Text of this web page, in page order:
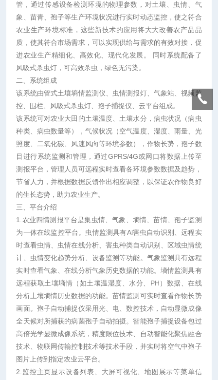
管，通过传感设备检测环境的物理参数，对土壤、虫情、气
象、苗青、孢子等生产环境状况进行实时动态监控，使之符合
农业生产环境标准，这些新技术的应用将大大改善农产品品
质，使其符合市场需求，可以实现供给与需求的有效对接，促
进农业生产精细化、高效化、现代化发展。
同时系统配备了
风吸式杀虫灯，可高效杀虫，绿色无污染。
二、系统组成
该系统由管式土壤墒情监测仪、虫情测报灯、气象站、视频监
控、围栏、风吸式杀虫灯、孢子捕捉仪、云平台组成。
该系统可对农业大田的土壤温度、土壤水分，病虫状况（病虫
种类、病虫数量等），气候状况（空气温度、湿度、雨量、光
照度、二氧化碳、风速风向等环境参数），作物长势，孢子数
目进行系统监测和管理，通过GPRS/4G或网口将数据上传至
测报平台，管理人员可远程实时查看各环境参数数据及趋势，
节省人力，并根据数据反馈作出相应调整，以保证农作物良好
的生长态势，助力农业生产。
三、平台介绍
1.农业四情测报平台是集虫情、气象、墒情、苗情、孢子监测
为一体在线监控平台。虫情监测具有Al害虫自动识别、远程实
时查看虫情、虫情在线分析、害虫种类自动识别、区域虫情统
计、虫情变化趋势分析、设备监测等功能。气象监测具有远程
实时查看气象、在线分析气象历史数据的功能。墒情监测具有
远程获取土壤墒情（如土壤温湿度、水分、PH）数据、在线
分析土壤墒情历史数据的功能。苗情监测可实时查看作物长势
画面。孢子自动捕捉仪采用光、电、数控技术，自动显微成像
全天候对所捕获的病菌孢子自动拍摄。智能孢子捕捉设备包过
高倍光学显微成像系统，精度限位技术、自动智能化聚焦融合
技术、物联网传输控制技术等技术手段，并实时将空气中孢子
图片上传到指定农业云平台。
2.监控主页显示设备列表、大屏可视化、地图展示等菜单信